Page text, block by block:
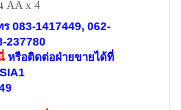
AA x 4
ร 083-1417449, 062-
237780
หรือติดต่อฝ่ายขายได้ที่